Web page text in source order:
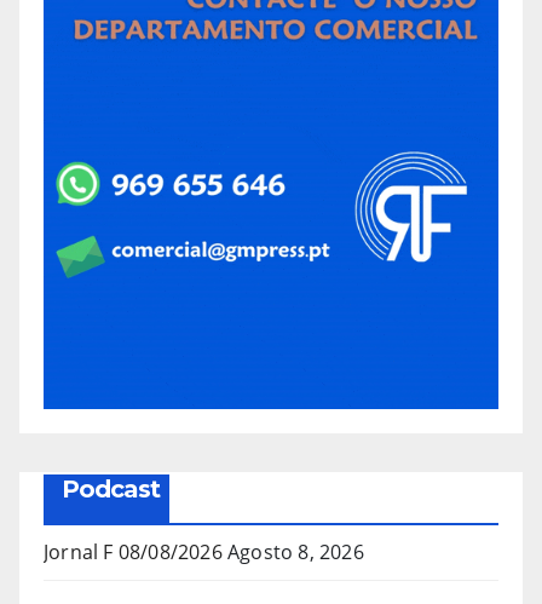
Podcast
Jornal F 08/08/2026Agosto 8, 2026